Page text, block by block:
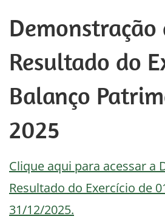
Demonstração
Resultado do
Balanço
2025
Clique aqui para acessar a
Resultado do Exercício de
31/12/2025.